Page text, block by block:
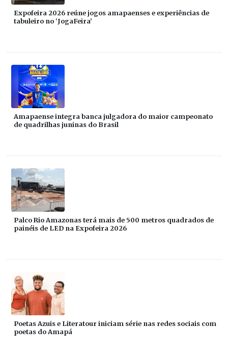
Expofeira 2026 reúne jogos amapaenses e experiências de
tabuleiro no ‘JogaFeira’
Amapaense integra banca julgadora do maior campeonato
de quadrilhas juninas do Brasil
Palco Rio Amazonas terá mais de 500 metros quadrados de
painéis de LED na Expofeira 2026
Poetas Azuis e Literatour iniciam série nas redes sociais com
poetas do Amapá